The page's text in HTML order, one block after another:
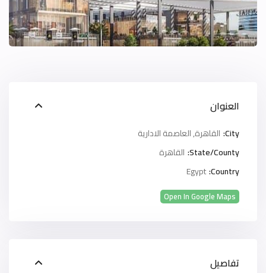
العنوان
City: القاهرة,العاصمة الادارية
State/County: القاهرة
Country:
Egypt
Open In Google Maps
تفاصيل